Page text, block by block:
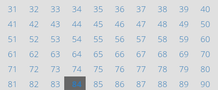
31
32 33 34 35 36 37 38 39
40
41
42 43 44 45 46 47 48 49
50
51
52 53 54 55 56 57 58 59
60
61
62 63 64 65 66 67 68 69
70
71
72 73 74 75 76 77 78 79
80
81
82 83 84 85 86 87 88 89
90